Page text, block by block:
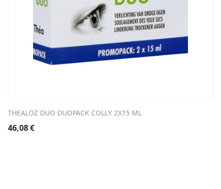
THEALOZ DUO DUOPACK COLLY 2X15 ML
46,08€